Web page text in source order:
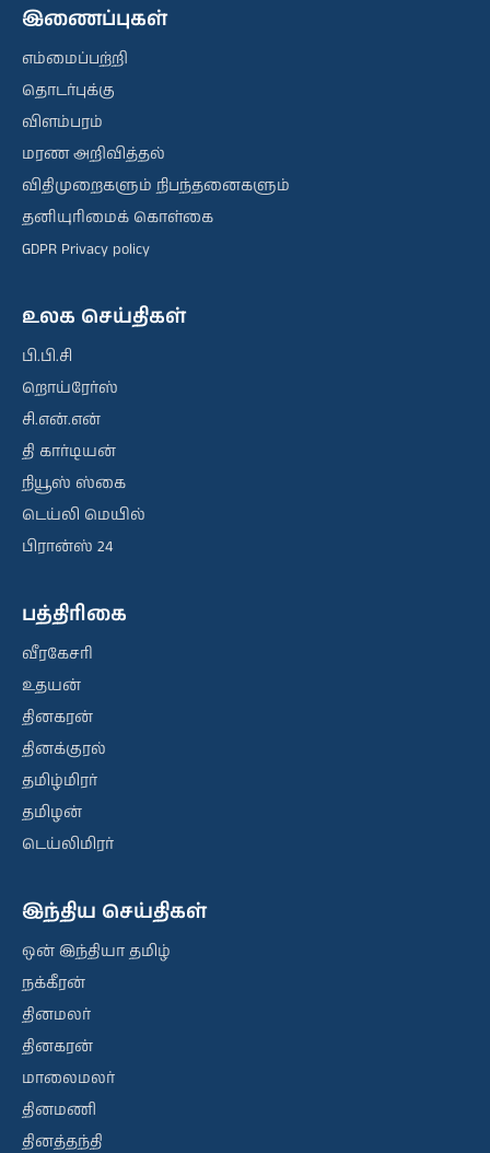
இணைப்புகள்
எம்மைப்பற்றி
தொடர்புக்கு
விளம்பரம்
மரண அறிவித்தல்
விதிமுறைகளும் நிபந்தனைகளும்
தனியுரிமைக் கொள்கை
GDPR Privacy policy
உலக செய்திகள்
பி.பி.சி
றொய்ரேர்ஸ்
சி.என்.என்
தி கார்டியன்
நியூஸ் ஸ்கை
டெய்லி மெயில்
பிரான்ஸ் 24
பத்திரிகை
வீரகேசரி
உதயன்
தினகரன்
தினக்குரல்
தமிழ்மிரர்
தமிழன்
டெய்லிமிரர்
இந்திய செய்திகள்
ஒன் இந்தியா தமிழ்
நக்கீரன்
தினமலர்
தினகரன்
மாலைமலர்
தினமணி
தினத்தந்தி